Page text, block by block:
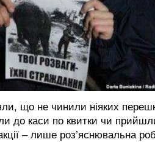
що не чинили ніяких
до каси по квитки чи
– лише роз’яснювальна